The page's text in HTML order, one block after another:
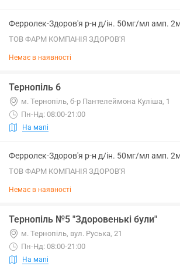
Ферролек-Здоров'я р-н д/ін. 50мг/мл амп.
ТОВ ФАРМ КОМПАНІЯ ЗДОРОВ'Я
Немає в наявності
Тернопіль 6
м. Тернопіль, б-р Пантелеймона Куліша, 1
Пн-Нд: 08:00-21:00
На мапі
Ферролек-Здоров'я р-н д/ін. 50мг/мл амп.
ТОВ ФАРМ КОМПАНІЯ ЗДОРОВ'Я
Немає в наявності
Тернопіль №5 "Здоровенькі були"
м. Тернопіль, вул. Руська, 21
Пн-Нд: 08:00-21:00
На мапі